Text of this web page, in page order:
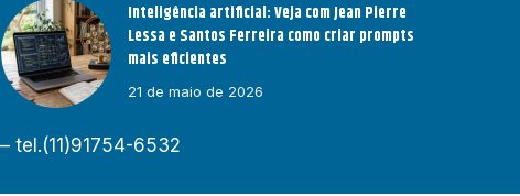
Inteligência artificial: Veja com Jean Pierre
Lessa e Santos Ferreira como criar prompts
mais eficientes
21 de maio de 2026
tel.(11)91754-6532